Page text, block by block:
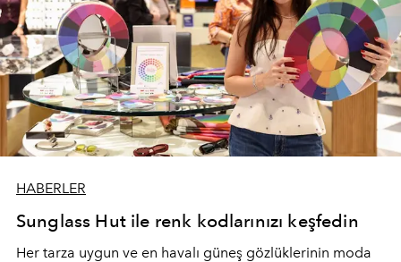
HABERLER
Sunglass Hut ile renk kodlarınızı keşfedin
Her tarza uygun ve en havalı güneş gözlüklerinin moda